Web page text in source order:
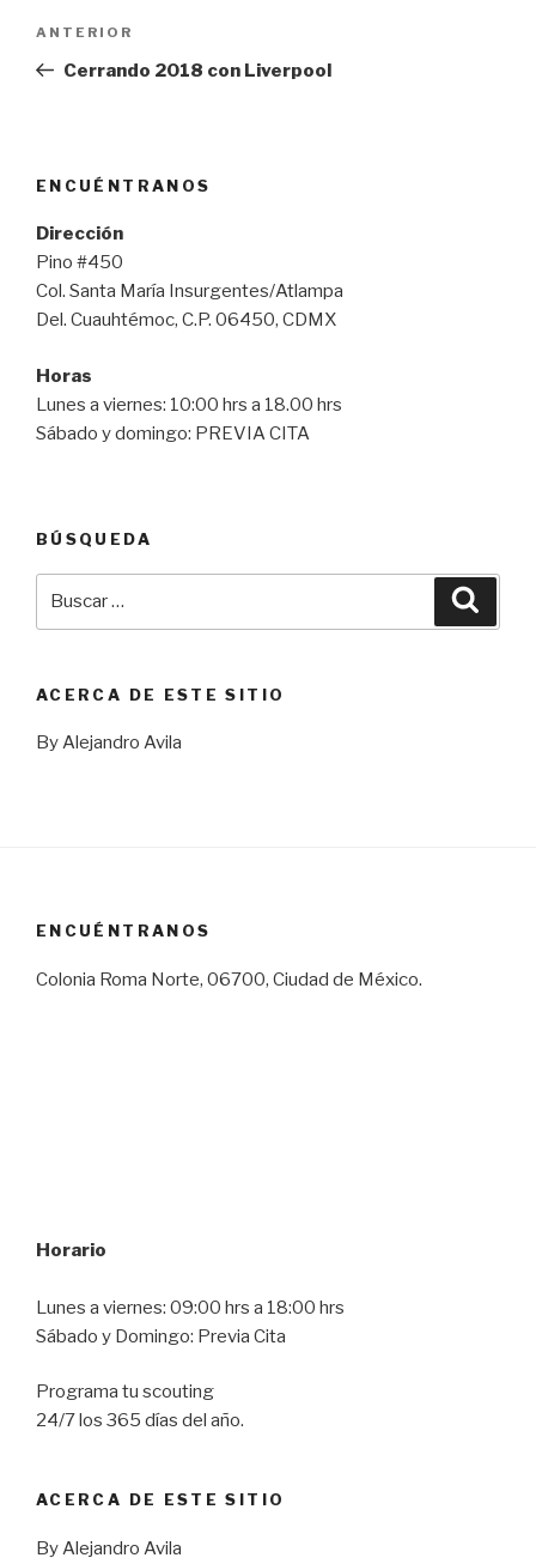
entradas
Entrada
anterior:
ANTERIOR
Cerrando 2018 con Liverpool
ENCUÉNTRANOS
Dirección
Pino #450
Col. Santa María Insurgentes/Atlampa
Del. Cuauhtémoc, C.P. 06450, CDMX
Horas
Lunes a viernes: 10:00 hrs a 18.00 hrs
Sábado y domingo: PREVIA CITA
BÚSQUEDA
ACERCA DE ESTE SITIO
By Alejandro Avila
ENCUÉNTRANOS
Colonia Roma Norte, 06700, Ciudad de México.
Horario
Lunes a viernes: 09:00 hrs a 18:00 hrs
Sábado y Domingo: Previa Cita
Programa tu scouting
24/7 los 365 días del año.
ACERCA DE ESTE SITIO
By Alejandro Avila